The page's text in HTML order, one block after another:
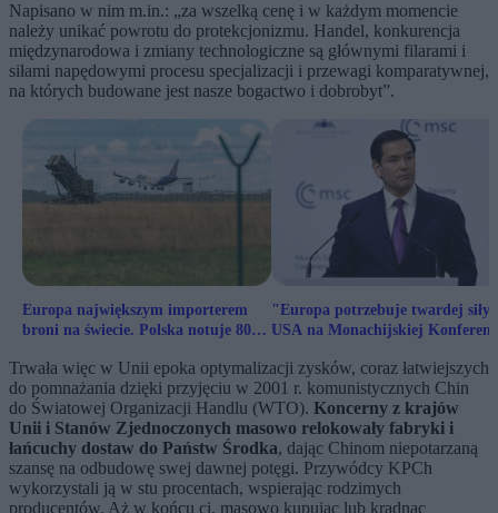
Napisano w nim m.in.: „za wszelką cenę i w każdym momencie
należy unikać powrotu do protekcjonizmu. Handel, konkurencja
międzynarodowa i zmiany technologiczne są głównymi filarami i
siłami napędowymi procesu specjalizacji i przewagi komparatywnej,
na których budowane jest nasze bogactwo i dobrobyt”.
Europa największym importerem
broni na świecie. Polska notuje 800
"Europa potrzebuje twardej
USA na Monachijskiej
Trwała więc w Unii epoka optymalizacji zysków, coraz łatwiejszych
do pomnażania dzięki przyjęciu w 2001 r. komunistycznych Chin
do Światowej Organizacji Handlu (WTO). Koncerny z krajów
Unii i Stanów Zjednoczonych masowo relokowały fabryki i
łańcuchy dostaw do Państw Środka, dając Chinom niepotarzaną
szansę na odbudowę swej dawnej potęgi. Przywódcy KPCh
wykorzystali ją w stu procentach, wspierając rodzimych
producentów. Aż w końcu ci, masowo kupując lub kradnąc